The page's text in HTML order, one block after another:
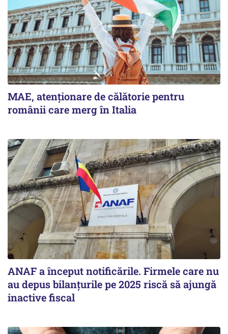
MAE, atenționare de călătorie pentru
românii care merg în Italia
ANAF a început notificările. Firmele care nu
au depus bilanțurile pe 2025 riscă să ajungă
inactive fiscal